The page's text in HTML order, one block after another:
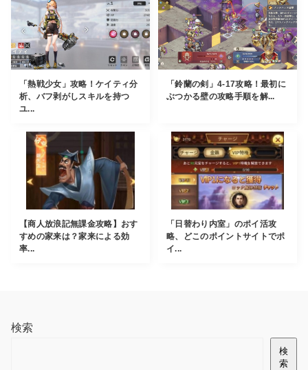
「熱戦少女」攻略！ケイティ分
析、バフ剥がしスキルを持つ
ユ...
「鈴蘭の剣」4-17攻略！最初に
ぶつかる壁の攻略手順を解...
【商人放浪記無課金攻略】おす
すめの家来は？家来による効
率...
「日替わり内室」のポイ活攻
略、どこのポイントサイトでポ
イ...
検索
検
索